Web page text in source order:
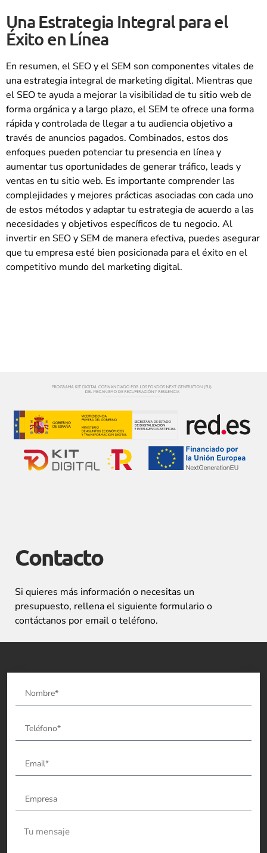
Una Estrategia Integral para el
Éxito en Línea
En resumen, el SEO y el SEM son componentes vitales de
una estrategia integral de marketing digital. Mientras que
el SEO te ayuda a mejorar la visibilidad de tu sitio web de
forma orgánica y a largo plazo, el SEM te ofrece una forma
rápida y controlada de llegar a tu audiencia objetivo a
través de anuncios pagados. Combinados, estos dos
enfoques pueden potenciar tu presencia en línea y
aumentar tus oportunidades de generar tráfico, leads y
ventas en tu sitio web. Es importante comprender las
complejidades y mejores prácticas asociadas con cada uno
de estos métodos y adaptar tu estrategia de acuerdo a las
necesidades y objetivos específicos de tu negocio. Al
invertir en SEO y SEM de manera efectiva, puedes asegurar
que tu empresa esté bien posicionada para el éxito en el
competitivo mundo del marketing digital.
Contacto
Si quieres más información o necesitas un
presupuesto, rellena el siguiente formulario o
contáctanos por email o teléfono.